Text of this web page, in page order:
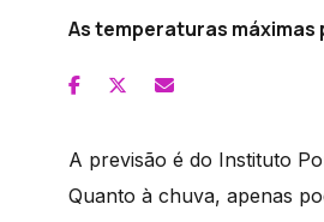
As temperaturas máximas
A previsão é do Instituto
Quanto à chuva, apenas